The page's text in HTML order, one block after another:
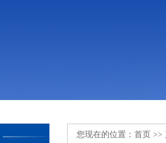
您现在的位置： 首页 >>